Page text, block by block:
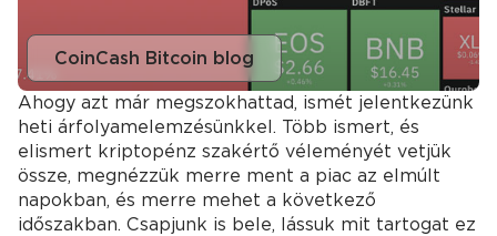
CoinCash Bitcoin blog
Ahogy azt már megszokhattad, ismét jelentkezünk
heti árfolyamelemzésünkkel. Több ismert, és
elismert kriptopénz szakértő véleményét vetjük
össze, megnézzük merre ment a piac az elmúlt
napokban, és merre mehet a következő
időszakban. Csapjunk is bele, lássuk mit tartogat ez